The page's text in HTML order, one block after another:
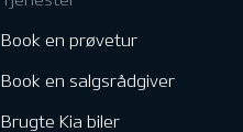
Book en prøvetur
Book en salgsrådgiver
Brugte Kia biler